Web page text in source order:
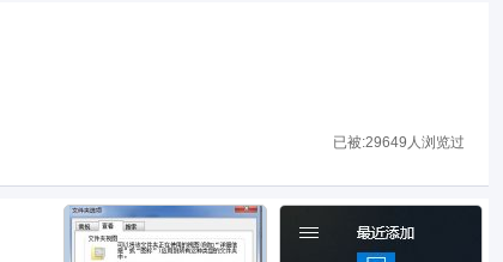
已被:29649人浏览过